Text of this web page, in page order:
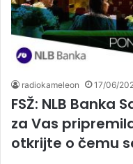
radiokameleon 17/06/
FSŽ: NLB Banka
za Vas
otkrijte o čemu